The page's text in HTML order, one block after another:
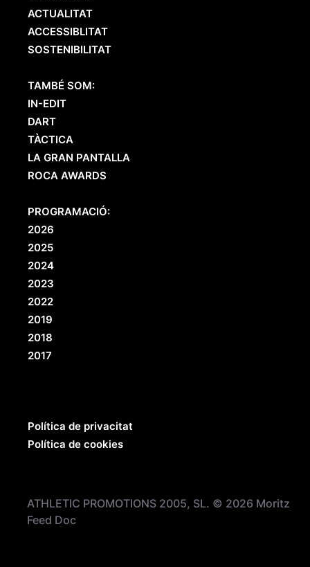
ACTUALITAT
ACCESSIBLITAT
SOSTENIBILITAT
TAMBÉ SOM:
IN-EDIT
DART
TÀCTICA
LA GRAN PANTALLA
ROCA AWARDS
PROGRAMACIÓ:
2026
2025
2024
2023
2022
2019
2018
2017
Política de privacitat
Política de cookies
ATHLETIC PROMOTIONS 2005, SL. © 2026 Moritz
Feed Doc